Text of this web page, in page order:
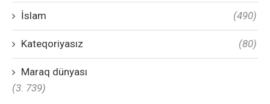
İslam (490)
Kateqoriyasız (80)
Maraq dünyası
(3. 739)